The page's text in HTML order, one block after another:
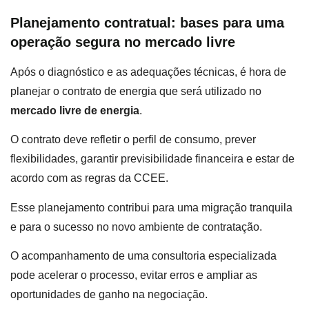
Planejamento contratual: bases para uma
operação segura no mercado livre
Após o diagnóstico e as adequações técnicas, é hora de
planejar o contrato de energia que será utilizado no
mercado livre de energia.
O contrato deve refletir o perfil de consumo, prever
flexibilidades, garantir previsibilidade financeira e estar de
acordo com as regras da CCEE.
Esse planejamento contribui para uma migração tranquila
e para o sucesso no novo ambiente de contratação.
O acompanhamento de uma consultoria especializada
pode acelerar o processo, evitar erros e ampliar as
oportunidades de ganho na negociação.